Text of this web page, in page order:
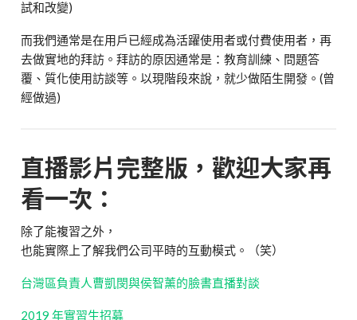
試和改變)
而我們通常是在用戶已經成為活躍使用者或付費使用者，再
去做實地的拜訪。拜訪的原因通常是：教育訓練、問題答
覆、質化使用訪談等。以現階段來說，就少做陌生開發。(曾
經做過)
直播影片完整版，歡迎大家再
看一次：
除了能複習之外，
也能實際上了解我們公司平時的互動模式。（笑）
台灣區負責人曹凱閔與侯智薰的臉書直播對談
2019 年實習生招募